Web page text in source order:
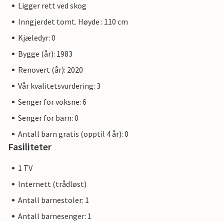
Ligger rett ved skog
Inngjerdet tomt. Høyde : 110 cm
Kjæledyr: 0
Bygge (år): 1983
Renovert (år): 2020
Vår kvalitetsvurdering: 3
Senger for voksne: 6
Senger for barn: 0
Antall barn gratis (opptil 4 år): 0
Fasiliteter
1 TV
Internett (trådløst)
Antall barnestoler: 1
Antall barnesenger: 1